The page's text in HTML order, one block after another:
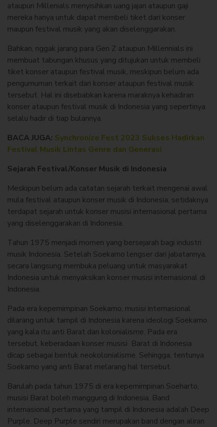
ataupun Millenials menyisihkan uang jajan ataupun gaji
mereka hanya untuk dapat membeli tiket dari konser
maupun festival musik yang akan diselenggarakan.
Bahkan, nggak jarang para Gen Z ataupun Millennials ini
membuat tabungan khusus yang ditujukan untuk membeli
tiket konser ataupun festival musik, meskipun belum ada
pengumuman terkait dari konser ataupun festival musik
tersebut. Hal ini disebabkan karena maraknya kehadiran
konser ataupun festival musik di Indonesia yang sepertinya
selalu hadir di tiap bulannya.
BACA JUGA: Synchronize Fest 2023 Sukses Hadirkan
Festival Musik Lintas Genre dan Generasi
Sejarah Festival/Konser Musik di Indonesia
Meskipun belum ada catatan sejarah terkait mengenai awal
mula festival ataupun konser musik di Indonesia, setidaknya
terdapat sejarah untuk konser musisi internasional pertama
yang diselenggarakan di Indonesia.
Tahun 1975 menjadi momen yang bersejarah bagi industri
musik Indonesia. Setelah Soekarno lengser dari jabatannya,
secara langsung membuka peluang untuk masyarakat
Indonesia untuk menyaksikan konser musisi internasional di
Indonesia.
Pada era kepemimpinan Soekarno, musisi internasional
dilarang untuk tampil di Indonesia karena ideologi Soekarno
yang kala itu anti Barat dan kolonialisme. Pada era
tersebut, keberadaan konser musisi Barat di Indonesia
dicap sebagai bentuk neokolonialisme. Sehingga, tentunya
Soekarno yang anti Barat melarang hal tersebut.
Barulah pada tahun 1975 di era kepemimpinan Soeharto,
musisi Barat boleh manggung di Indonesia. Band
internasional pertama yang tampil di Indonesia adalah Deep
Purple. Deep Purple sendiri merupakan band dengan aliran